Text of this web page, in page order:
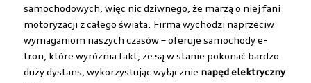
samochodowych, więc nic dziwnego, że marzą o niej fani
motoryzacji z całego świata. Firma wychodzi naprzeciw
wymaganiom naszych czasów – oferuje samochody e-
tron, które wyróżnia fakt, że są w stanie pokonać bardzo
duży dystans, wykorzystując wyłącznie napęd elektryczny